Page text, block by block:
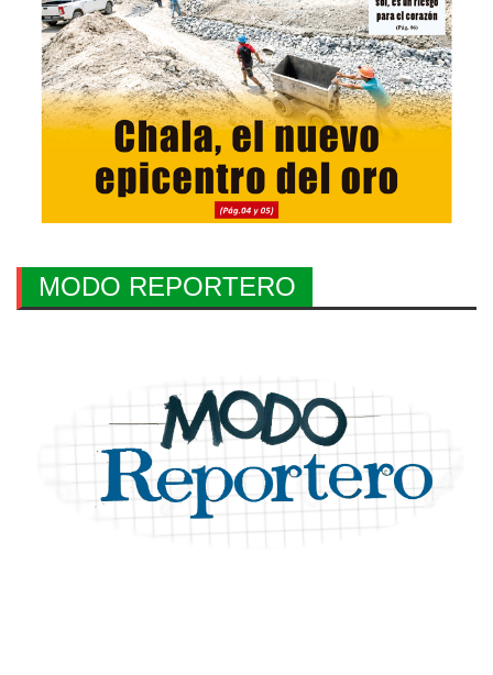
MODO REPORTERO